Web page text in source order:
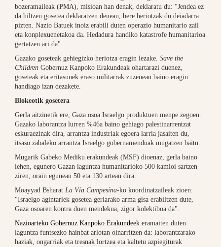
bozeramaileak (PMA), misioan han denak, deklaratu du: "Jendea ez
da hiltzen gosetea deklaratzen denean, bere heriotzak du deiadarra
pizten. Nazio Batuek inoiz erabili duten operazio humanitario zail
eta konplexuenetakoa da. Hedadura handiko katastrofe humanitarioa
gertatzen ari da".
Gazako goseteak gehiegizko heriotza eragin lezake. Save the
Children Gobernuz Kanpoko Erakundeak ohartarazi duenez,
goseteak eta eritasunek eraso militarrak zuzenean baino eragin
handiago izan dezakete.
Blokeotik gosetera
Gerla aitzinetik ere, Gaza osoa Israelgo produktuen menpe zegoen.
Gazako laborantza lurren %46a baino gehiago palestinarrentzat
eskuraezinak dira, arrantza industriak egoera larria jasaiten du,
itsaso zabaleko arrantza Israelgo gobernamenduak mugatzen baitu.
Mugarik Gabeko Mediku erakundeak (MSF) dioenaz, gerla baino
lehen, egunero Gazan laguntza humanitarioko 500 kamioi sartzen
ziren, orain egunean 50 eta 130 artean dira.
Moayyad Bsharat La Vía Campesina-ko koordinatzaileak zioen:
"Israelgo agintariek gosetea gerlarako arma gisa erabiltzen dute,
Gaza osoaren kontra duen mendekua, zigor kolektiboa da".
Nazioarteko Gobernuz Kanpoko Erakundeek eramaiten duten
laguntza funtsezko hainbat arlotan oinarritzen da: laborantzarako
haziak, ongarriak eta tresnak lortzea eta kaltetu azpiegiturak